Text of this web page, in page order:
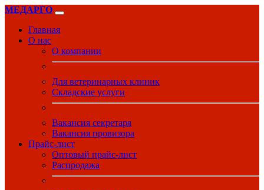
МЕДАРГО
Главная
О нас
О компании
Для ветеринарных клиник
Складские услуги
Вакансия секретаря
Вакансия провизора
Прайс-лист
Оптовый прайс-лист
Распродажа